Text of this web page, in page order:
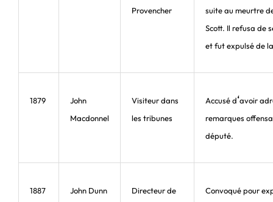
Provencher
suite au meurtre
Scott. Il refusa de
et fut expulsé de
1879
John
Macdonnel
Visiteur dans
les tribunes
Accusé d‘avoir
remarques
député.
1887 John Dunn
Directeur de
Convoqué pour